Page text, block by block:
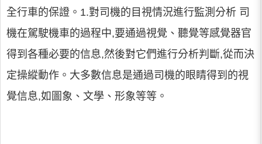
全行車的保證。1.對司機的目視情況進行監測分析 司
機在駕駛機車的過程中,要通過視覺、聽覺等感覺器官
得到各種必要的信息,然後對它們進行分析判斷,從而決
定操縱動作。大多數信息是通過司機的眼睛得到的視
覺信息,如圖象、文學、形象等等。